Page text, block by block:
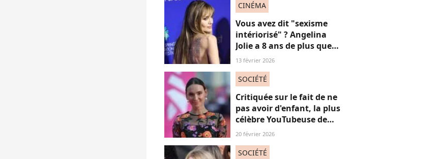
CINÉMA
Vous avez dit "sexisme
intériorisé" ? Angelina
Jolie a 8 ans de plus que
Louis Garrel, son
rouges, et ça dérange... les
13 février 2026
SOCIÉTÉ
Critiquée sur le fait de ne
pas avoir d'enfant, la plus
célèbre YouTubeuse de
France répond aux
fragile"
20 février 2026
SOCIÉTÉ